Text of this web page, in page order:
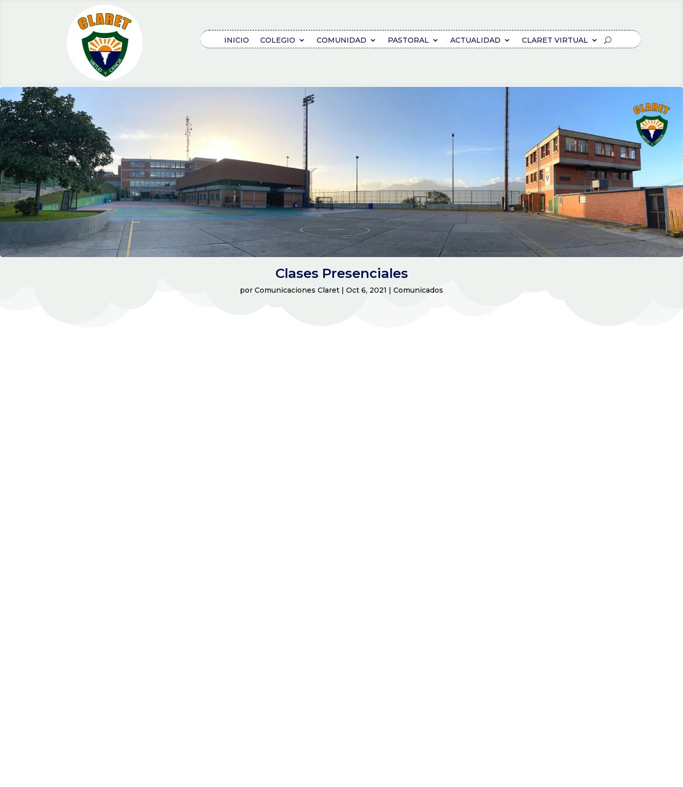
INICIO COLEGIO COMUNIDAD PASTORAL ACTUALIDAD CLARET VIRTUAL
Clases Presenciales
por Comunicaciones Claret | Oct 6, 2021 | Comunicados